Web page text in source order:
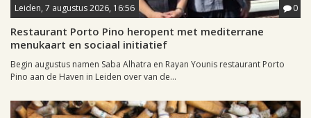
Leiden, 7 augustus 2026, 16:56 0
Restaurant Porto Pino heropent met mediterrane
menukaart en sociaal initiatief
Begin augustus namen Saba Alhatra en Rayan Younis restaurant Porto
Pino aan de Haven in Leiden over van de...